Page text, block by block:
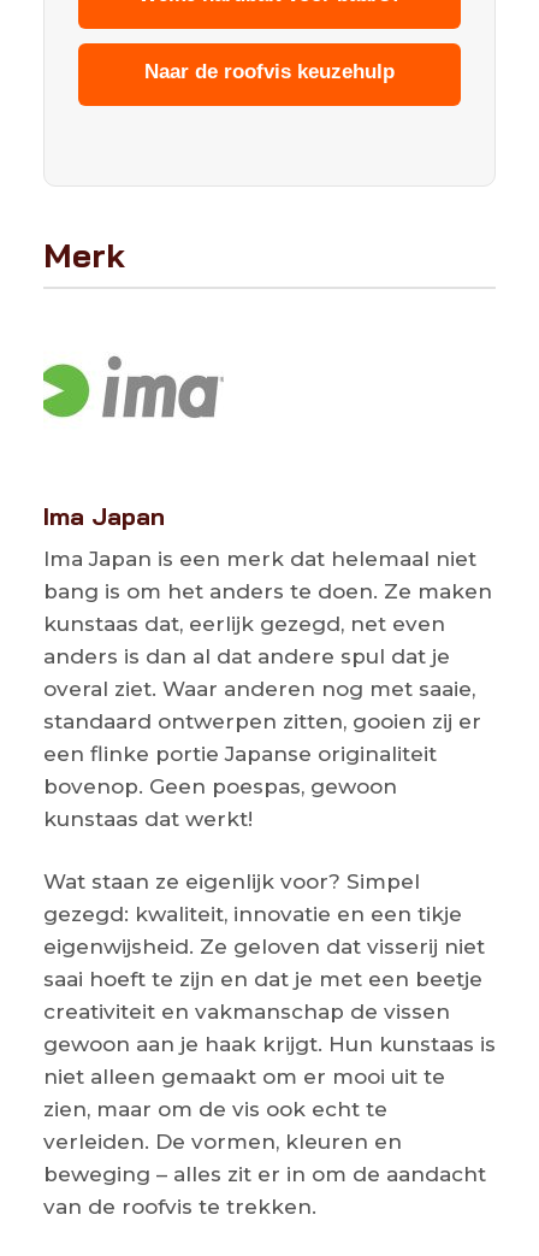
Naar de roofvis keuzehulp
Merk
Ima Japan
Ima Japan is een merk dat helemaal niet
bang is om het anders te doen. Ze maken
kunstaas dat, eerlijk gezegd, net even
anders is dan al dat andere spul dat je
overal ziet. Waar anderen nog met saaie,
standaard ontwerpen zitten, gooien zij er
een flinke portie Japanse originaliteit
bovenop. Geen poespas, gewoon
kunstaas dat werkt!
Wat staan ze eigenlijk voor? Simpel
gezegd: kwaliteit, innovatie en een tikje
eigenwijsheid. Ze geloven dat visserij niet
saai hoeft te zijn en dat je met een beetje
creativiteit en vakmanschap de vissen
gewoon aan je haak krijgt. Hun kunstaas is
niet alleen gemaakt om er mooi uit te
zien, maar om de vis ook echt te
verleiden. De vormen, kleuren en
beweging – alles zit er in om de aandacht
van de roofvis te trekken.